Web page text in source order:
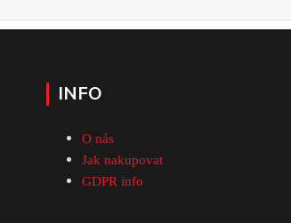
INFO
O nás
Jak nakupovat
GDPR info